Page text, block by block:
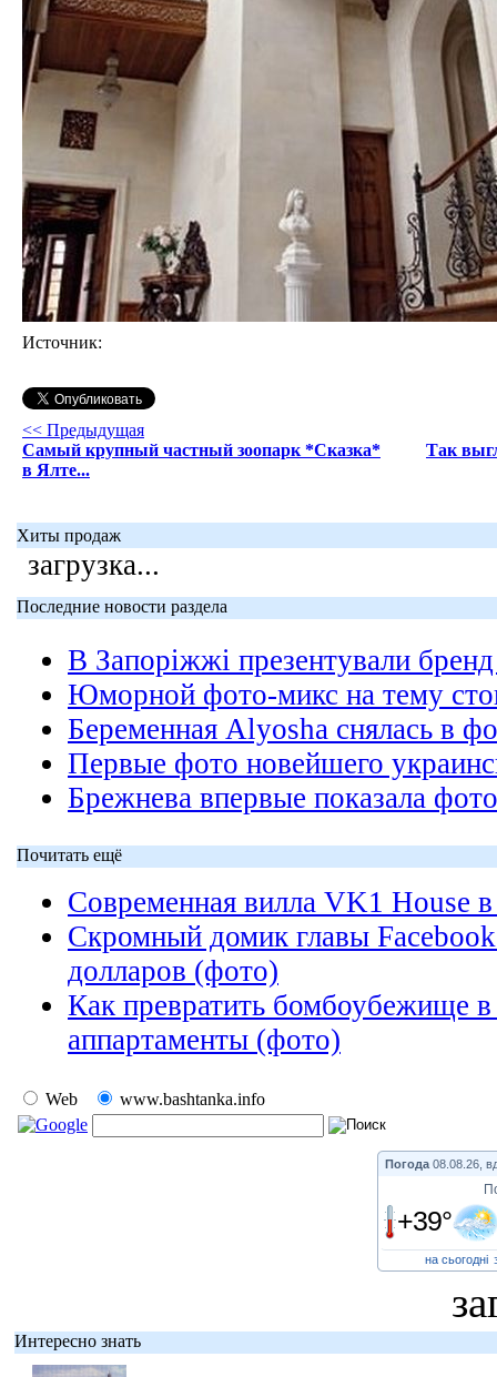
Источник:
<< Предыдущая
Cамый крупный частный зоопарк *Сказка*
в Ялте...
Так
Хиты продаж
загрузка...
Последние новости раздела
В Запоріжжі презентували
Юморной фото-микс на тему
Беременная Alyosha снялась в
Первые фото новейшего
Брежнева впервые показала
Почитать ещё
Cовременная вилла VK1 House
Скромный домик главы
долларов (фото)
Как превратить бомбоубежище
аппартаменты (фото)
Web www.bashtanka.info
Погода 08.08.26,
+39°
на сьогодні
Интересно знать